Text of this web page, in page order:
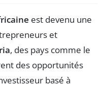
est devenu une
et
, des pays comme le
des opportunités
basé à